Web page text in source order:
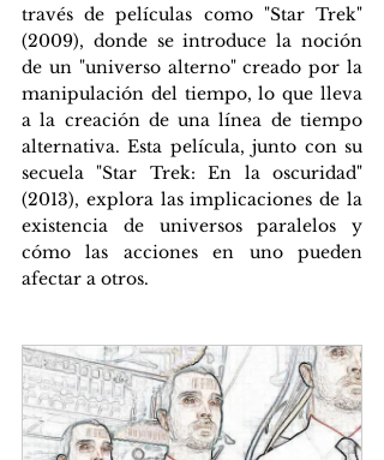
través de películas como "Star Trek"
(2009), donde se introduce la noción
de un "universo alterno" creado por la
manipulación del tiempo, lo que lleva
a la creación de una línea de tiempo
alternativa. Esta película, junto con su
secuela "Star Trek: En la oscuridad"
(2013), explora las implicaciones de la
existencia de universos paralelos y
cómo las acciones en uno pueden
afectar a otros.